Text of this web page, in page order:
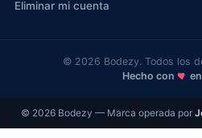
Eliminar mi cuenta
© 2026 Bodezy. Todos los
Hecho con
© 2026 Bodezy — Marca operada por